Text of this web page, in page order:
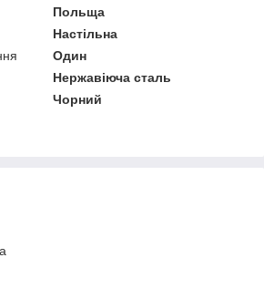
Польща
Настільна
Один
Нержавіюча сталь
Чорний